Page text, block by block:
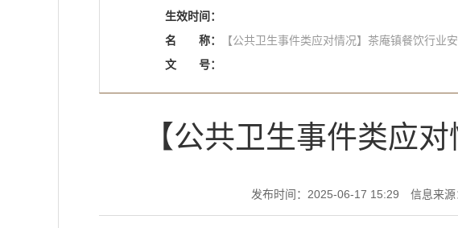
生效时间：
名
称： 【公共卫生事件类应对情况】茶庵镇餐饮行业
文
号：
【公共卫生事件类应
发布时间：2025-06-17 15:29 信息来